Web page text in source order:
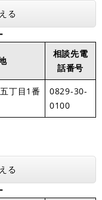
る
相談先電
話番号
丁目1番
0829-30-
0100
る